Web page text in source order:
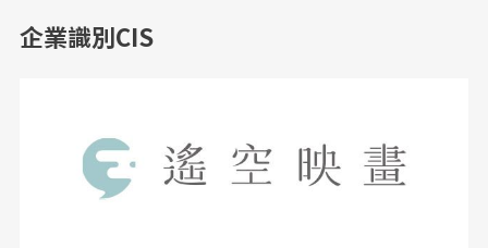
企業識別CIS